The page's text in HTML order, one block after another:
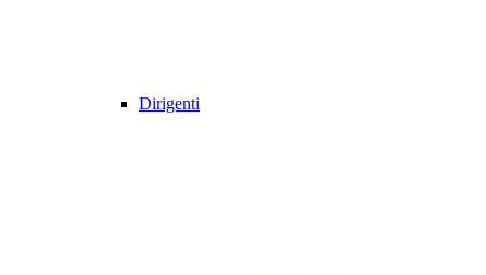
Dirigenti